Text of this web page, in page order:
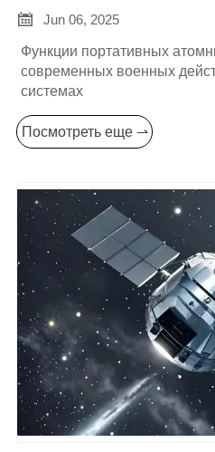

Jun 06, 2025
Функции портативных
современных военных
системах
Посмотреть еще ⇀